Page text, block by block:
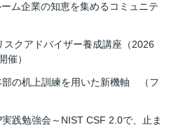
ム企業の知恵を集めるコミュニテ
スクアドバイザー養成講座（2026
催）
部の机上訓練を用いた新機軸 （フ
践勉強会～NIST CSF 2.0で、止ま